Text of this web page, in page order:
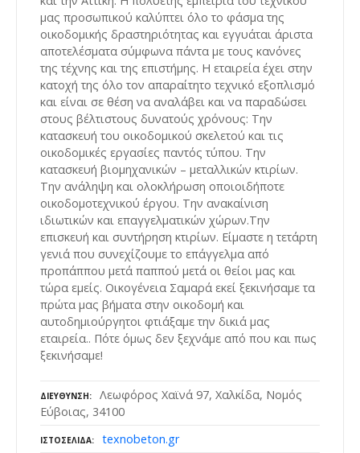
μας προσωπικού καλύπτει όλο το φάσμα της
οικοδομικής δραστηριότητας και εγγυάται άριστα
αποτελέσματα σύμφωνα πάντα με τους κανόνες
της τέχνης και της επιστήμης. Η εταιρεία έχει στην
κατοχή της όλο τον απαραίτητο τεχνικό εξοπλισμό
και είναι σε θέση να αναλάβει και να παραδώσει
στους βέλτιστους δυνατούς χρόνους: Την
κατασκευή του οικοδομικού σκελετού και τις
οικοδομικές εργασίες παντός τύπου. Την
κατασκευή βιομηχανικών – μεταλλικών κτιρίων.
Την ανάληψη και ολοκλήρωση οποιοιδήποτε
οικοδομοτεχνικού έργου. ​Την ανακαίνιση
ιδιωτικών και επαγγελματικών χώρων.Την
επισκευή και συντήρηση κτιρίων. Είμαστε η τετάρτη
γενιά που συνεχίζουμε το επάγγελμα από
προπάππου μετά παππού μετά οι θείοι μας και
τώρα εμείς. Οικογένεια Σαμαρά εκεί ξεκινήσαμε τα
πρώτα μας βήματα στην οικοδομή και
αυτοδημιούργητοι φτιάξαμε την δικιά μας
εταιρεία.. Πότε όμως δεν ξεχνάμε από που και πως
ξεκινήσαμε!
ΔΙΕΎΘΥΝΣΗ
Λεωφόρος Χαϊνά 97, Χαλκίδα, Νομός
Εύβοιας, 34100
ΙΣΤΟΣΕΛΊΔΑ texnobeton.gr